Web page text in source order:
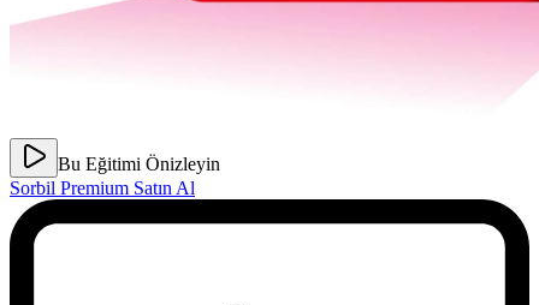
Bu Eğitimi Önizleyin
Sorbil Premium Satın Al